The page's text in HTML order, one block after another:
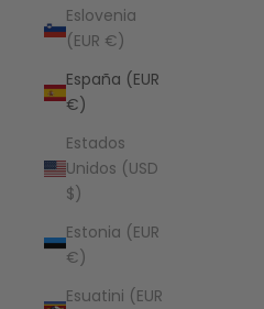
Eslovenia
(EUR €)
España (EUR
€)
Estados
Unidos (USD
$)
Estonia (EUR
€)
Esuatini (EUR